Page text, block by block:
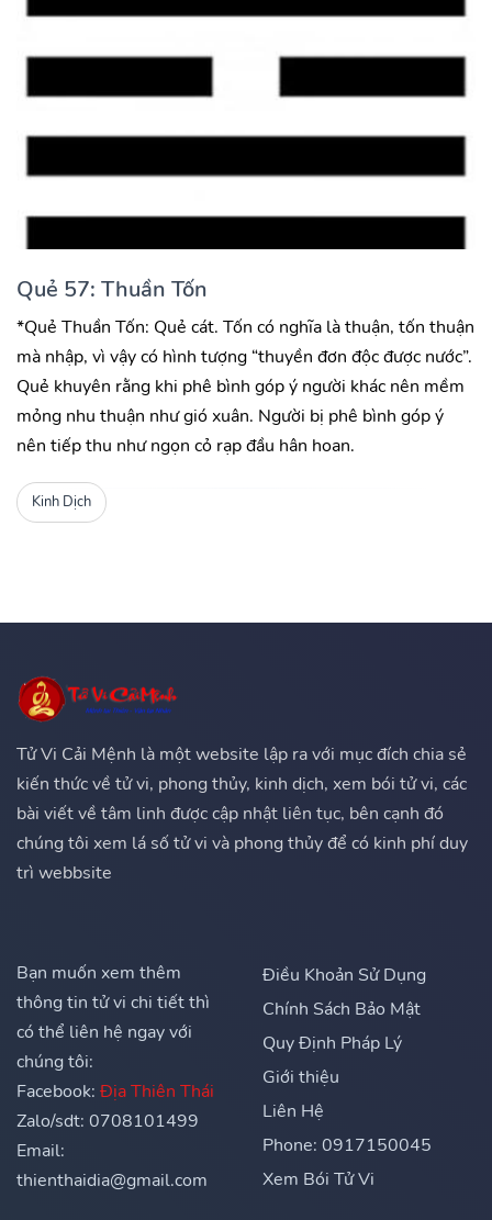
Quẻ 57: Thuần Tốn
*Quẻ Thuần Tốn: Quẻ cát. Tốn có nghĩa là thuận, tốn thuận
mà nhập, vì vậy có hình tượng “thuyền đơn độc được nước”.
Quẻ khuyên rằng khi phê bình góp ý người khác nên mềm
mỏng nhu thuận như gió xuân. Người bị phê bình góp ý
nên tiếp thu như ngọn cỏ rạp đầu hân hoan.
Kinh Dịch
Tử Vi Cải Mệnh là một website lập ra với mục đích chia sẻ
kiến thức về tử vi, phong thủy, kinh dịch, xem bói tử vi, các
bài viết về tâm linh được cập nhật liên tục, bên cạnh đó
chúng tôi xem lá số tử vi và phong thủy để có kinh phí duy
trì webbsite
Bạn muốn xem thêm
thông tin tử vi chi tiết thì
có thể liên hệ ngay với
chúng tôi:
Facebook: Địa Thiên Thái
Zalo/sdt: 0708101499
Email:
thienthaidia@gmail.com
Điều Khoản Sử Dụng
Chính Sách Bảo Mật
Quy Định Pháp Lý
Giới thiệu
Liên Hệ
Phone: 0917150045
Xem Bói Tử Vi